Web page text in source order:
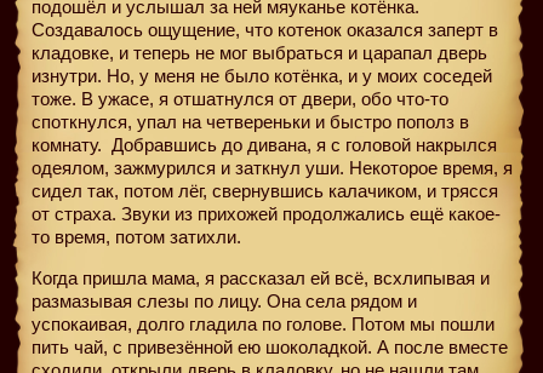
подошёл и услышал за ней мяуканье котёнка.
Создавалось ощущение, что котенок оказался заперт в
кладовке, и теперь не мог выбраться и царапал дверь
изнутри. Но, у меня не было котёнка, и у моих соседей
тоже. В ужасе, я отшатнулся от двери, обо что-то
споткнулся, упал на четвереньки и быстро пополз в
комнату. Добравшись до дивана, я с головой накрылся
одеялом, зажмурился и заткнул уши. Некоторое время, я
сидел так, потом лёг, свернувшись калачиком, и трясся
от страха. Звуки из прихожей продолжались ещё какое-
то время, потом затихли.
Когда пришла мама, я рассказал ей всё, всхлипывая и
размазывая слезы по лицу. Она села рядом и
успокаивая, долго гладила по голове. Потом мы пошли
пить чай, с привезённой ею шоколадкой. А после вместе